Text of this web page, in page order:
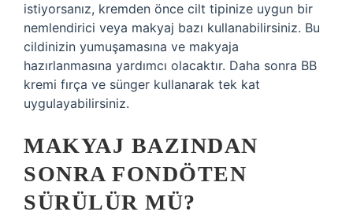
istiyorsanız, kremden önce cilt tipinize uygun bir
nemlendirici veya makyaj bazı kullanabilirsiniz. Bu
cildinizin yumuşamasına ve makyaja
hazırlanmasına yardımcı olacaktır. Daha sonra BB
kremi fırça ve sünger kullanarak tek kat
uygulayabilirsiniz.
MAKYAJ BAZINDAN
SONRA FONDÖTEN
SÜRÜLÜR MÜ?